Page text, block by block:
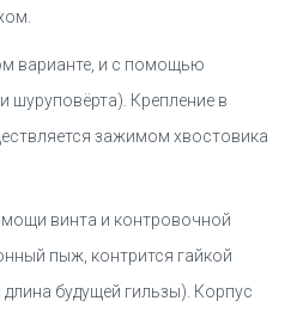
варианте, и с помощью
шуруповёрта). Крепление в
зажимом хвостовика
винта и контровочной
пыж, контрится гайкой
будущей гильзы). Корпус